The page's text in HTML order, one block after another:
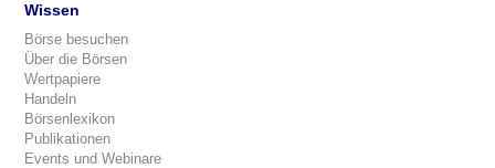
Wissen
Börse besuchen
Über die Börsen
Wertpapiere
Handeln
Börsenlexikon
Publikationen
Events und Webinare